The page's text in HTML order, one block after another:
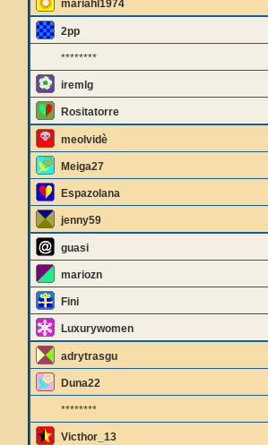
mariahl1974
2pp
********
iremlg
Rositatorre
meolvidè
Meiga27
Espazolana
jenny59
guasi
mariozn
Fini
Luxurywomen
adrytrasgu
Duna22
********
Victhor_13